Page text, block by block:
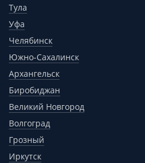
Тула
Уфа
Челябинск
Южно-Сахалинск
Архангельск
Биробиджан
Великий Новгород
Волгоград
Грозный
Иркутск